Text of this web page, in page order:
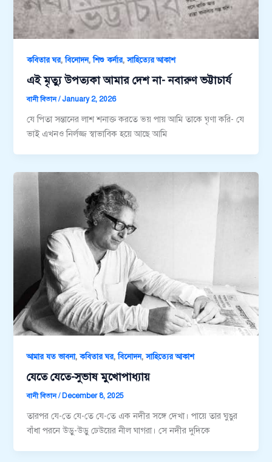
কবিতার ঘর,বিনোদন,শিশু কর্নার,সাহিত্যের আকাশ
এই মৃত্যু উপত্যকা আমার দেশ না- নবারুণ ভট্টাচার্য
বানী বিতান/ January 2, 2026
যে পিতা সন্তানের লাশ শনাক্ত করতে ভয় পায় আমি তাকে ঘৃণা করি- যে
ভাই এখনও নির্লজ্জ স্বাভাবিক হয়ে আছে আমি
আমার যত ভাবনা,কবিতার ঘর,বিনোদন,সাহিত্যের আকাশ
যেতে যেতে-সুভাষ মুখোপাধ্যায়
বানী বিতান/ December 8, 2025
তারপর যে-তে যে-তে যে-তে এক নদীর সঙ্গে দেখা। পায়ে তার ঘুঙুর
বাঁধা পরনে উড়ু-উড়ু ঢেউয়ের নীল ঘাগরা। সে নদীর দুদিকে